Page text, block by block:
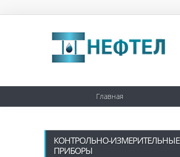
Главная
КОНТРОЛЬНО-ИЗМЕРИТЕЛЬНЫЕ
ПРИБОРЫ